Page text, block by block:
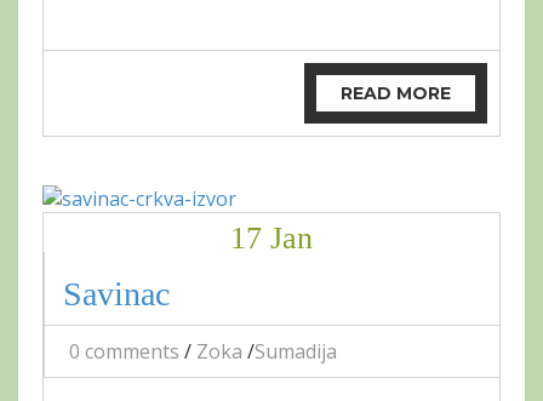
READ MORE
17 Jan
Savinac
0 comments / Zoka /Sumadija